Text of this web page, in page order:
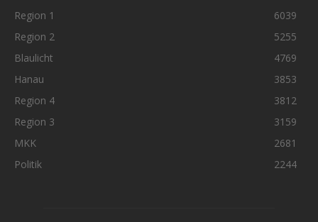
Region 1
6039
Region 2
5255
Blaulicht
4769
Hanau
3853
Region 4
3812
Region 3
3159
MKK
2681
Politik
2244